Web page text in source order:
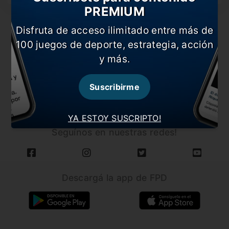
CARGAR MÁS NOTICIAS
Seguínos en nuestras redes!
YA ESTOY SUSCRIPTO!
PREMIUM
Disfruta de acceso ilimitado entre más de
100 juegos de deporte, estrategia, acción
y más.
Suscribirme